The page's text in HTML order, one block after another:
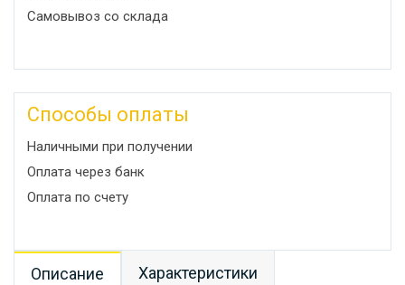
Самовывоз со склада
Способы оплаты
Наличными при получении
Оплата через банк
Оплата по счету
Описание Характеристики